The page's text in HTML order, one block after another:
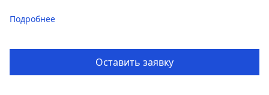
Подробнее
Оставить заявку